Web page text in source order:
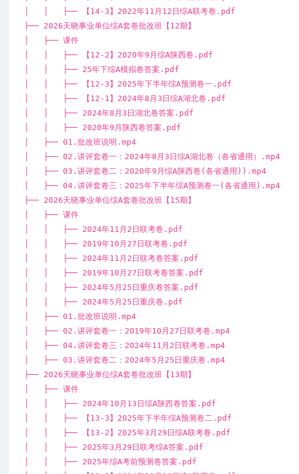
│ │ ├── 【14-3】2022年11月12日综A联考卷.pdf
├── 2026天晓事业单位综A套卷批改班【12期】
│ ├── 课件
│ │ ├── 【12-2】2020年9月综A陕西卷.pdf
│ │ ├── 25年下综A模拟卷答案.pdf
│ │ ├── 【12-3】2025年下半年综A预测卷一.pdf
│ │ ├── 【12-1】2024年8月3日综A湖北卷.pdf
│ │ ├── 2024年8月3日湖北卷答案.pdf
│ │ ├── 2020年9月陕西卷答案.pdf
│ ├── 01.批改班说明.mp4
│ ├── 02.讲评套卷一：2024年8月3日综A湖北卷（各省通用）.mp4
│ ├── 03.讲评套卷二：2020年9月综A陕西卷(各省通用)).mp4
│ ├── 04.讲评套卷三：2025年下半年综A预测卷一(各省通用).mp4
├── 2026天晓事业单位综A套卷批改班【15期】
│ ├── 课件
│ │ ├── 2024年11月2日联考卷.pdf
│ │ ├── 2019年10月27日联考卷.pdf
│ │ ├── 2024年11月2日联考卷答案.pdf
│ │ ├── 2019年10月27日联考卷答案.pdf
│ │ ├── 2024年5月25日重庆卷答案.pdf
│ │ ├── 2024年5月25日重庆卷.pdf
│ ├── 01.批改班说明.mp4
│ ├── 02.讲评套卷一：2019年10月27日联考卷.mp4
│ ├── 04.讲评套卷三：2024年11月2日联考卷.mp4
│ ├── 03.讲评套卷二：2024年5月25日重庆卷.mp4
├── 2026天晓事业单位综A套卷批改班【13期】
│ ├── 课件
│ │ ├── 2024年10月13日综A陕西卷答案.pdf
│ │ ├── 【13-3】2025年下半年综A预测卷二.pdf
│ │ ├── 【13-2】2025年3月29日综A联考卷.pdf
│ │ ├── 2025年3月29日联考综A答案.pdf
│ │ ├── 2025年综A考前预测卷答案.pdf